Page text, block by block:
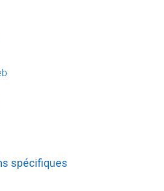
spécifiques